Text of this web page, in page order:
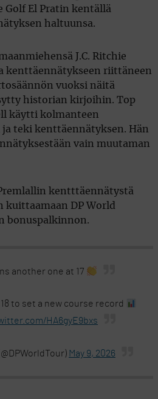
Golf El Pratin kentällä
haltuunsa.
J.C. Ritchie
kenttäennätykseen riittäneen
vuoksi näitä
historian kirjoihin. Top
käytti kolmanteen
teki kenttäennätyksen. Hän
vain muutaman
kentttäennätystä
kuittaamaan DP World
bonuspalkinnon.
another one at 17
to set a new course record
HA6gyE9bxs
May 9, 2026